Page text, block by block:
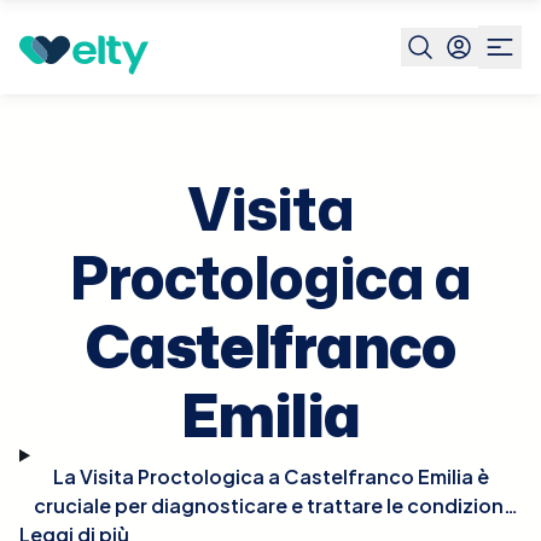
Prenota visita Castelfranco Emilia
Visita
Proctologica a
Castelfranco
Emilia
La Visita Proctologica a Castelfranco Emilia è
cruciale per diagnosticare e trattare le condizioni
che affliggono il retto e l'ano, come emorroidi,
Leggi di più